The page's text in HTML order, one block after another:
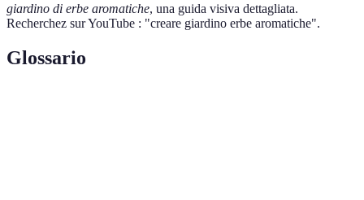
giardino di erbe aromatiche, una guida visiva dettagliata.
Recherchez sur YouTube : "creare giardino erbe aromatiche".
Glossario